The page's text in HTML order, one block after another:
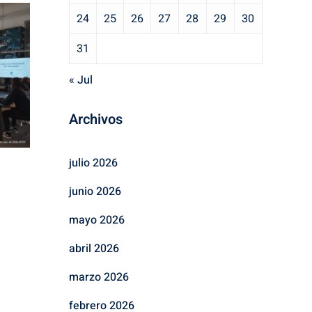
24 25 26 27 28 29
30
31
« Jul
Archivos
julio 2026
junio 2026
mayo 2026
abril 2026
marzo 2026
febrero 2026